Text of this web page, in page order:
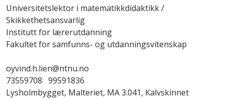
Universitetslektor i matematikkdidaktikk /
Skikkethetsansvarlig
Institutt for lærerutdanning
Fakultet for samfunns- og utdanningsvitenskap
oyvind.h.lien@ntnu.no
73559708 99591836
Lysholmbygget, Malteriet, MA 3.041, Kalvskinnet